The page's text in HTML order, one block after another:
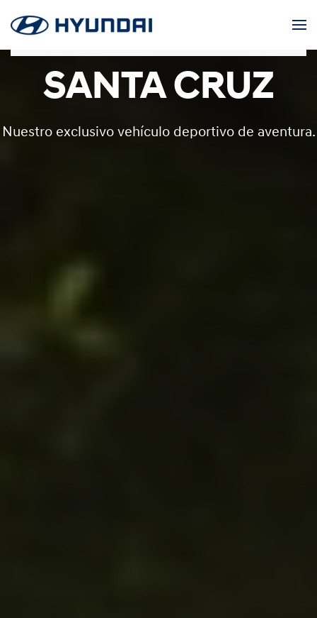
Skip to main content
SANTA CRUZ
Nuestro exclusivo vehículo deportivo de aventura.